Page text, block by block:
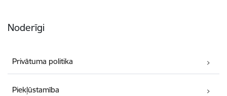
Noderīgi
Privātuma politika
Piekļūstamība